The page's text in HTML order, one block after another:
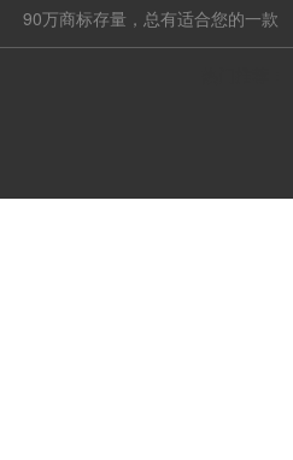
90万商标存量，总有适合您的一款